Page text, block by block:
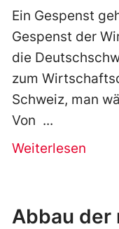
Ein Gespenst
Gespenst der
die
zum
Schweiz, man
Von
Weiterlesen
Abbau der